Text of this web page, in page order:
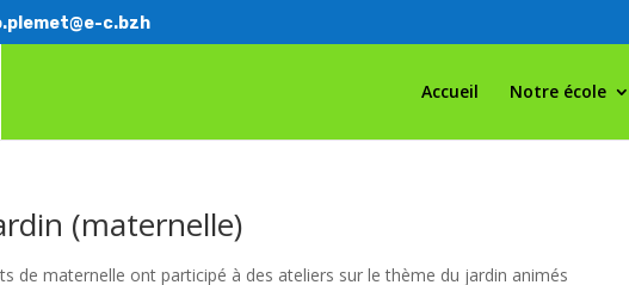
c.bzh
Accueil Notre école
(maternelle)
de maternelle ont participé à des ateliers sur le thème du jardin animés